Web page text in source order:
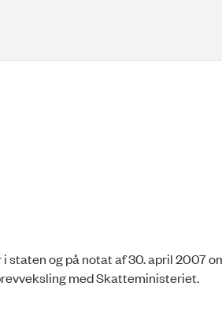
og på notat af 30. april 2007
med Skatteministeriet.